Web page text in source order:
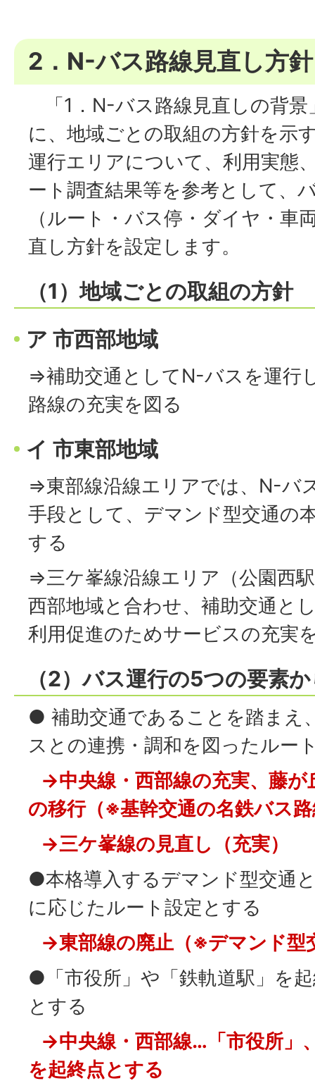
2．N-バス路線見直し方
「1．N-バス路線見直しの背
に、地域ごとの取組の方針を示
運行エリアについて、利用実態
ート調査結果等を参考として、
（ルート・バス停・ダイヤ・車
直し方針を設定します。
（1）地域ごとの取組の方針
ア 市西部地域
⇒補助交通としてN-バスを運行
路線の充実を図る
イ 市東部地域
⇒東部線沿線エリアでは、N-バ
手段として、デマンド型交通の
する
⇒三ケ峯線沿線エリア（公園西
西部地域と合わせ、補助交通と
利用促進のためサービスの充実
（2）バス運行の5つの要素
● 補助交通であることを踏まえ
スとの連携・調和を図ったルー
→中央線・西部線の充実、藤が
の移行（※基幹交通の名鉄バス
→三ケ峯線の見直し（充実）
●本格導入するデマンド型交通
に応じたルート設定とする
→東部線の廃止（※デマンド型
●「市役所」や「鉄軌道駅」を
とする
→中央線・西部線…「市役所」
を起終点とする